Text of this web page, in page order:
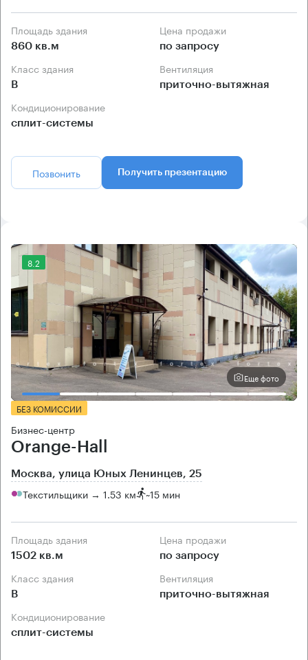
Площадь здания
860 кв.м
Цена продажи
по запросу
Класс здания
B
Вентиляция
приточно-вытяжная
Кондиционирование
сплит-системы
Позвонить Получить презентацию
8.2
Еще фото
БЕЗ КОМИССИИ
Бизнес-центр
Orange-Hall
Москва, улица Юных Ленинцев, 25
Текстильщики → 1.53 км ~15 мин
Площадь здания
1502 кв.м
Цена продажи
по запросу
Класс здания
B
Вентиляция
приточно-вытяжная
Кондиционирование
сплит-системы